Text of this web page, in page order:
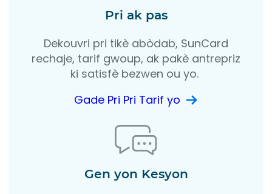
Pri ak pas
Dekouvri pri tikè abòdab, SunCard
rechaje, tarif gwoup, ak pakè antrepriz
ki satisfè bezwen ou yo.
Gade Pri Pri Tarif yo
Gen yon Kesyon